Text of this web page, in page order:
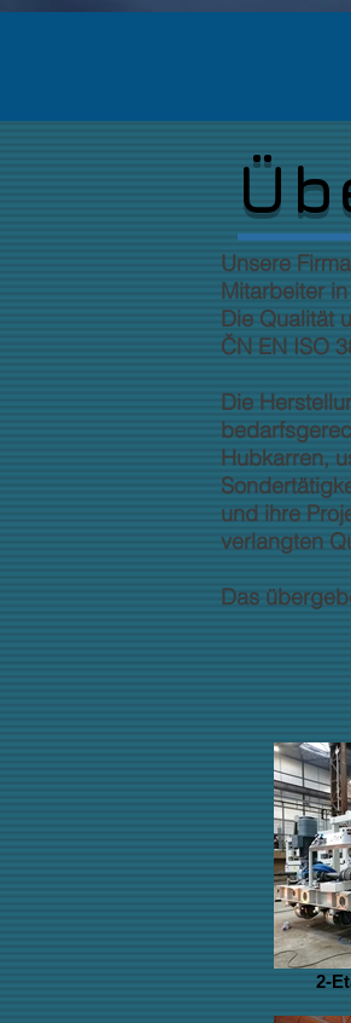
Unsere
Mitarbeiter
Die Qualität
ČN EN ISO
Die
Hubkarren,
und ihre
verlangten
Das
2-